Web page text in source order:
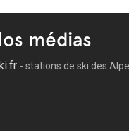
médias
- stations de ski des